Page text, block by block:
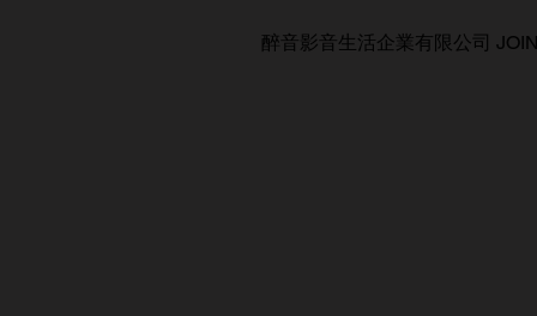
醉音影音生活企業有限公司